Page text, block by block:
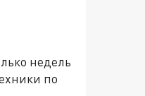
недель
по